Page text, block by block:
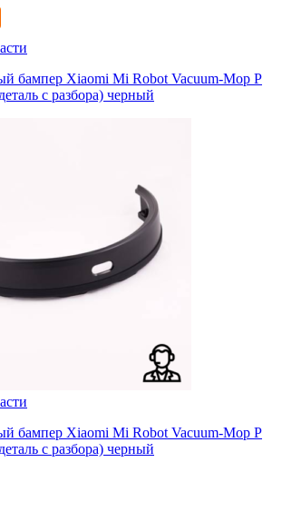
бампер Xiaomi Mi Robot Vacuum-Mop P
с разбора) черный
бампер Xiaomi Mi Robot Vacuum-Mop P
с разбора) черный